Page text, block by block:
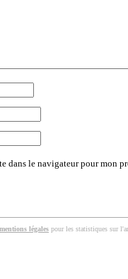
dans le navigateur pour mon
mentions légales pour les statistiques sur